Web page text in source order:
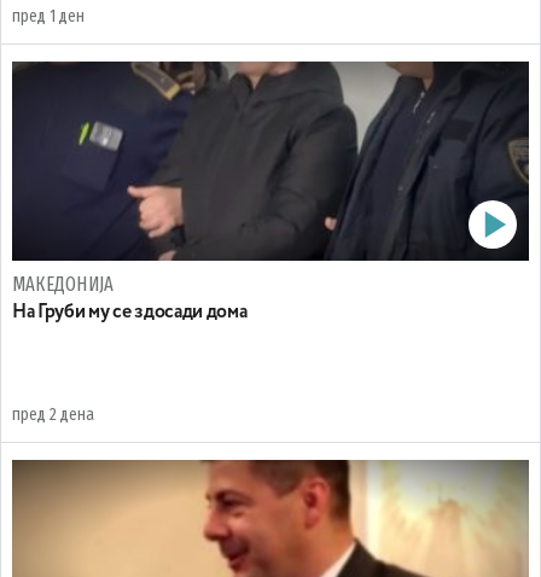
пред 1 ден
МАКЕДОНИЈА
На Груби му се здосади дома
пред 2 дена